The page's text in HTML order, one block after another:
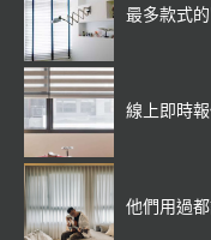
最多款式
線上即時
他們用過